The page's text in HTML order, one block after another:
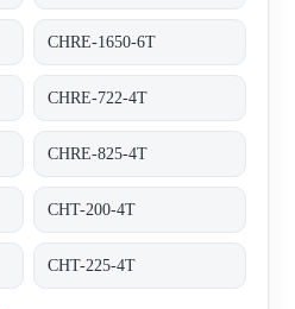
CHRE-1650-6T
CHRE-722-4T
CHRE-825-4T
CHT-200-4T
CHT-225-4T